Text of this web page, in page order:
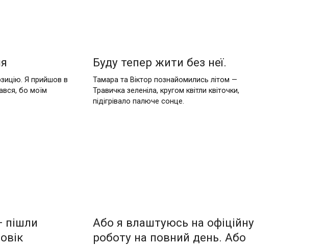
Я прийшов в
бо моїм
Буду тепер жити без неї.
Тамара та Віктор познайомились літом —
Травичка зеленіла, кругом квітли квіточки,
підігрівало палюче сонце.
пiшли
Або я влaштуюсь на офіційну
роботу нa повний день. Або